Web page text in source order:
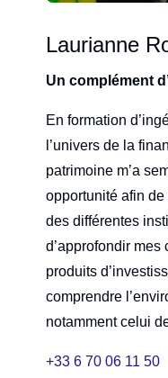
Laurianne
Un complément
En formation
l’univers de la
patrimoine m’a
opportunité afin
des différentes
d’approfondir
produits
comprendre
notamment celui
+33 6 70 06 11 50